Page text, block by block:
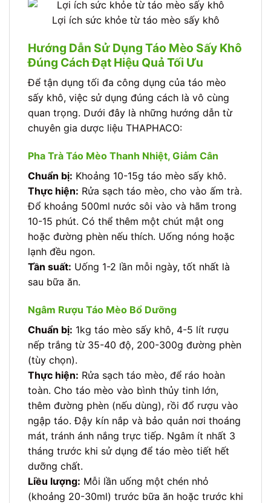
Lợi ích sức khỏe từ táo mèo sấy khô
Hướng Dẫn Sử Dụng Táo Mèo Sấy Khô
Đúng Cách Đạt Hiệu Quả Tối Ưu
Để tận dụng tối đa công dụng của táo mèo
sấy khô, việc sử dụng đúng cách là vô cùng
quan trọng. Dưới đây là những hướng dẫn từ
chuyên gia dược liệu THAPHACO:
Pha Trà Táo Mèo Thanh Nhiệt, Giảm Cân
Chuẩn bị: Khoảng 10-15g táo mèo sấy khô.
Thực hiện: Rửa sạch táo mèo, cho vào ấm trà.
Đổ khoảng 500ml nước sôi vào và hãm trong
10-15 phút. Có thể thêm một chút mật ong
hoặc đường phèn nếu thích. Uống nóng hoặc
lạnh đều ngon.
Tần suất: Uống 1-2 lần mỗi ngày, tốt nhất là
sau bữa ăn.
Ngâm Rượu Táo Mèo Bổ Dưỡng
Chuẩn bị: 1kg táo mèo sấy khô, 4-5 lít rượu
nếp trắng từ 35-40 độ, 200-300g đường phèn
(tùy chọn).
Thực hiện: Rửa sạch táo mèo, để ráo hoàn
toàn. Cho táo mèo vào bình thủy tinh lớn,
thêm đường phèn (nếu dùng), rồi đổ rượu vào
ngập táo. Đậy kín nắp và bảo quản nơi thoáng
mát, tránh ánh nắng trực tiếp. Ngâm ít nhất 3
tháng trước khi sử dụng để táo mèo tiết hết
dưỡng chất.
Liều lượng: Mỗi lần uống một chén nhỏ
(khoảng 20-30ml) trước bữa ăn hoặc trước khi